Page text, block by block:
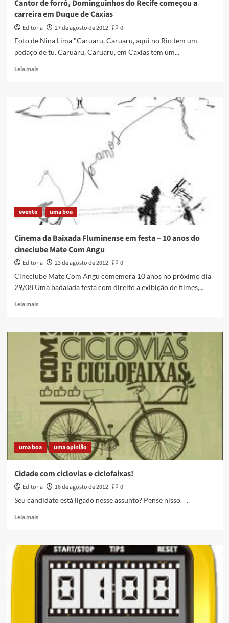
Cantor de forró, Dominguinhos do Recife começou a
carreira em Duque de Caxias
Editoria 27 de agosto de 2012
0
Foto de Nina Lima "Caruaru, Caruaru, aqui no Rio tem um
pedaço de tu. Caruaru, Caruaru, em Caxias tem um...
Leia maisRead
Cantor
de
forró,
carreira
em
de
Caxias
evento uma boa
Cinema da Baixada Fluminense em festa – 10 anos do
cineclube Mate Com Angu
Editoria 23 de agosto de 2012
0
Cineclube Mate Com Angu comemora 10 anos no próximo dia
29/08 Uma badalada festa com direito a exibição de filmes,...
Leia maisRead
Cinema
da
Baixada
Fluminense
em
festa
–
10
cineclube
Mate
Com
Angu
uma boa uma opinião
Cidade com ciclovias e ciclofaixas!
Editoria 16 de agosto de 2012
0
Seu candidato está ligado nesse assunto? Pense nisso. .
Leia maisRead
Cidade
com
ciclovias
ciclofaixas!